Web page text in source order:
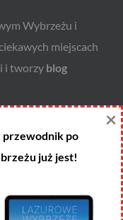
Wybrzeżu i
miejscach
i tworzy blog
Godzisz się na to
ustawienia swojej
po
już jest!
×